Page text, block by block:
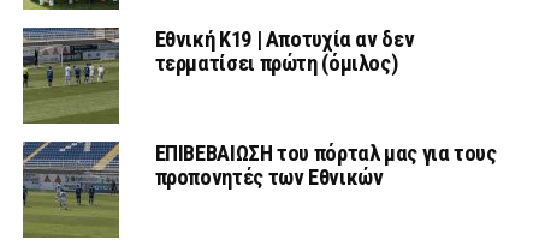
Εθνική Κ19 | Αποτυχία αν δεν
τερματίσει πρώτη (όμιλος)
ΕΠΙΒΕΒΑΙΩΣΗ του πόρταλ μας για τους
προπονητές των Εθνικών